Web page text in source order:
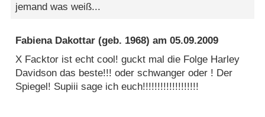
jemand was weiß...
Fabiena Dakottar (geb. 1968) am05.09.2009
X Facktor ist echt cool! guckt mal die Folge Harley
Davidson das beste!!! oder schwanger oder ! Der
Spiegel! Supiii sage ich euch!!!!!!!!!!!!!!!!!!!